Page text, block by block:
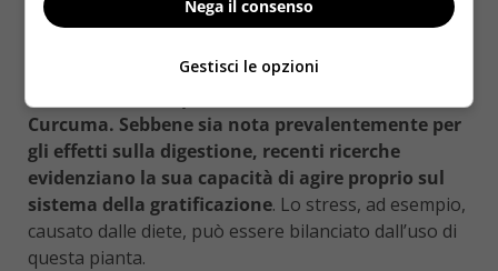
riassorbimento di due ormoni (noradrenalina e
dell’organismo nei periodi di maggiore esaurimento
Curcuma. Sebbene sia nota prevalentemente per
gli effetti sulla digestione, recenti ricerche
evidenziano la sua capacità di agire proprio sul
sistema della gratificazione. Lo stress, ad esempio,
causato dalle diete, può essere bilanciato dall’uso di
questa pianta.
Nega il consenso
Gestisci le opzioni